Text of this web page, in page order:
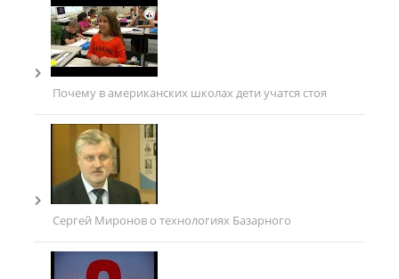
Почему в американских школах дети учатся стоя
Сергей Миронов о технологиях Базарного